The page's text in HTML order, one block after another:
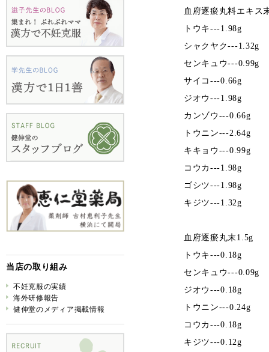
血府逐瘀丸料エキス
トウキ---1.98g
シャクヤク---1.32g
センキュウ---0.99g
サイコ---0.66g
ジオウ---1.98g
カンゾウ---0.66g
トウニン---2.64g
キキョウ---0.99g
コウカ---1.98g
ゴシツ---1.98g
キジツ---1.32g
血府逐瘀丸末1.5g
トウキ---0.18g
センキュウ---0.09g
ジオウ---0.18g
トウニン---0.24g
コウカ---0.18g
キジツ---0.12g
当店の取り組み
不妊克服の実績
海外研修報告
健伸堂のメディア掲載情報